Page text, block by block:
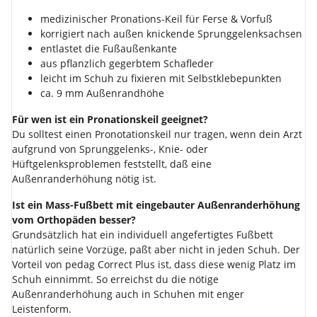
medizinischer Pronations-Keil für Ferse & Vorfuß
korrigiert nach außen knickende Sprunggelenksachsen
entlastet die Fußaußenkante
aus pflanzlich gegerbtem Schafleder
leicht im Schuh zu fixieren mit Selbstklebepunkten
ca. 9 mm Außenrandhöhe
Für wen ist ein Pronationskeil geeignet?
Du solltest einen Pronotationskeil nur tragen, wenn dein Arzt
aufgrund von Sprunggelenks-, Knie- oder
Hüftgelenksproblemen feststellt, daß eine
Außenranderhöhung nötig ist.
Ist ein Mass-Fußbett mit eingebauter Außenranderhöhung
vom Orthopäden besser?
Grundsätzlich hat ein individuell angefertigtes Fußbett
natürlich seine Vorzüge, paßt aber nicht in jeden Schuh. Der
Vorteil von pedag Correct Plus ist, dass diese wenig Platz im
Schuh einnimmt. So erreichst du die nötige
Außenranderhöhung auch in Schuhen mit enger
Leistenform.